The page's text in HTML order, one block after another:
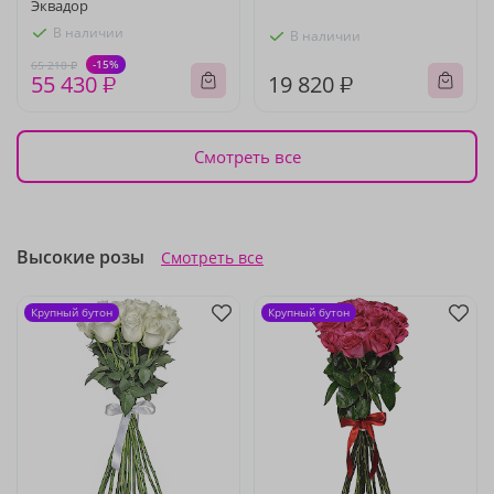
Эквадор
В наличии
65 210 ₽ -15%
55 430 ₽
В наличии
19 820 ₽
Смотреть все
Высокие розы Смотреть все
Крупный бутон Крупный бутон